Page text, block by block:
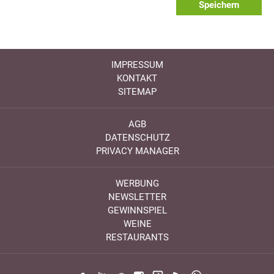
Speichern
IMPRESSUM
KONTAKT
SITEMAP
AGB
DATENSCHUTZ
PRIVACY MANAGER
WERBUNG
NEWSLETTER
GEWINNSPIEL
WEINE
RESTAURANTS